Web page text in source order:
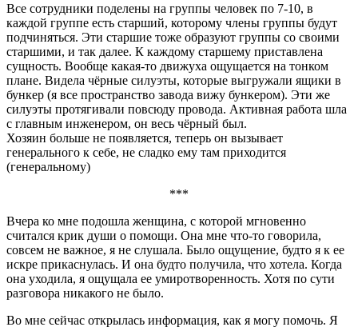
Все сотрудники поделены на группы человек по 7-10, в
каждой группе есть старший, которому члены группы будут
подчиняться. Эти старшие тоже образуют группы со своими
старшими, и так далее. К каждому старшему приставлена
сущность. Вообще какая-то движуха ощущается на тонком
плане. Видела чёрные силуэты, которые выгружали ящики в
бункер (я все пространство завода вижу бункером). Эти же
силуэты протягивали повсюду провода. Активная работа шла
с главным инженером, он весь чёрный был.
Хозяин больше не появляется, теперь он вызывает
генерального к себе, не сладко ему там приходится
(генеральному)
***
Вчера ко мне подошла женщина, с которой мгновенно
считался крик души о помощи. Она мне что-то говорила,
совсем не важное, я не слушала. Было ощущение, будто я к ее
искре прикаснулась. И она будто получила, что хотела. Когда
она уходила, я ощущала ее умиротворенность. Хотя по сути
разговора никакого не было.
Во мне сейчас открылась информация, как я могу помочь. Я